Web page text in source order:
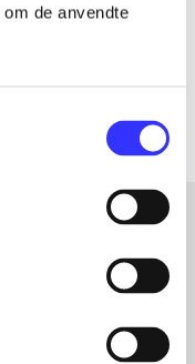
de anvendte
...